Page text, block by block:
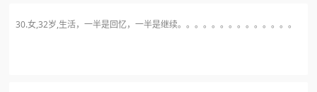
30.女,32岁,生活，一半是回忆，一半是继续。​。。。。。。。。。。。。。